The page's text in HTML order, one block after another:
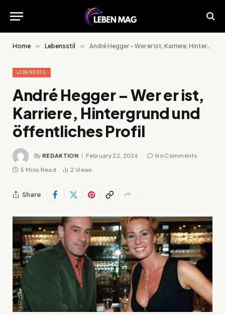
Home » Lebensstil » André Hegger – Wer er ist, Karriere, Hintergrund und öffentliches Profil
LEBENSSTIL
André Hegger – Wer er ist,
Karriere, Hintergrund und
öffentliches Profil
By REDAKTION February 22, 2026 No Comments
5 Mins Read 2 Views
Share